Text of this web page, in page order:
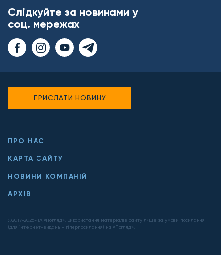
Слідкуйте за новинами у
соц. мережах
ПРО НАС
КАРТА САЙТУ
НОВИНИ КОМПАНІЙ
АРХІВ
@2017-2026- ІА «Погляд». Використання матеріалів сайту лише за умови посилання
(для інтернет-видань - гіперпосилання) на «Погляд».
ПРИСЛАТИ НОВИНУ